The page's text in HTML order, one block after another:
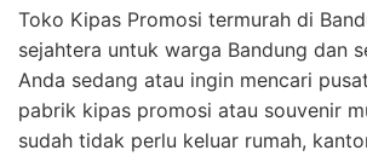
Toko Kipas Promosi termurah di
sejahtera untuk warga Bandung dan
Anda sedang atau ingin mencari
pabrik kipas promosi atau souvenir
sudah tidak perlu keluar rumah,